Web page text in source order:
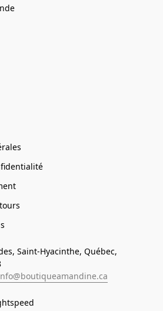
Saint-Hyacinthe, Québec,